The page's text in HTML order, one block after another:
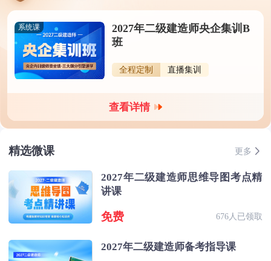
系统课
2027年二级建造师央企集训B
班
全程定制 直播集训
查看详情
精选微课 更多
2027年二级建造师思维导图考点精
讲课
免费 676人已领取
2027年二级建造师备考指导课